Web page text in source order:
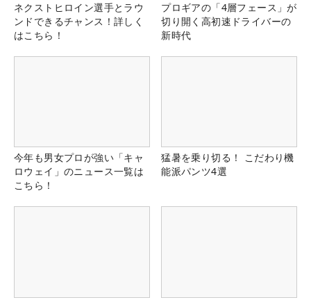
ネクストヒロイン選手とラウ
ンドできるチャンス！詳しく
はこちら！
プロギアの「4層フェース」が
切り開く高初速ドライバーの
新時代
今年も男女プロが強い「キャ
ロウェイ」のニュース一覧は
こちら！
猛暑を乗り切る！ こだわり機
能派パンツ4選